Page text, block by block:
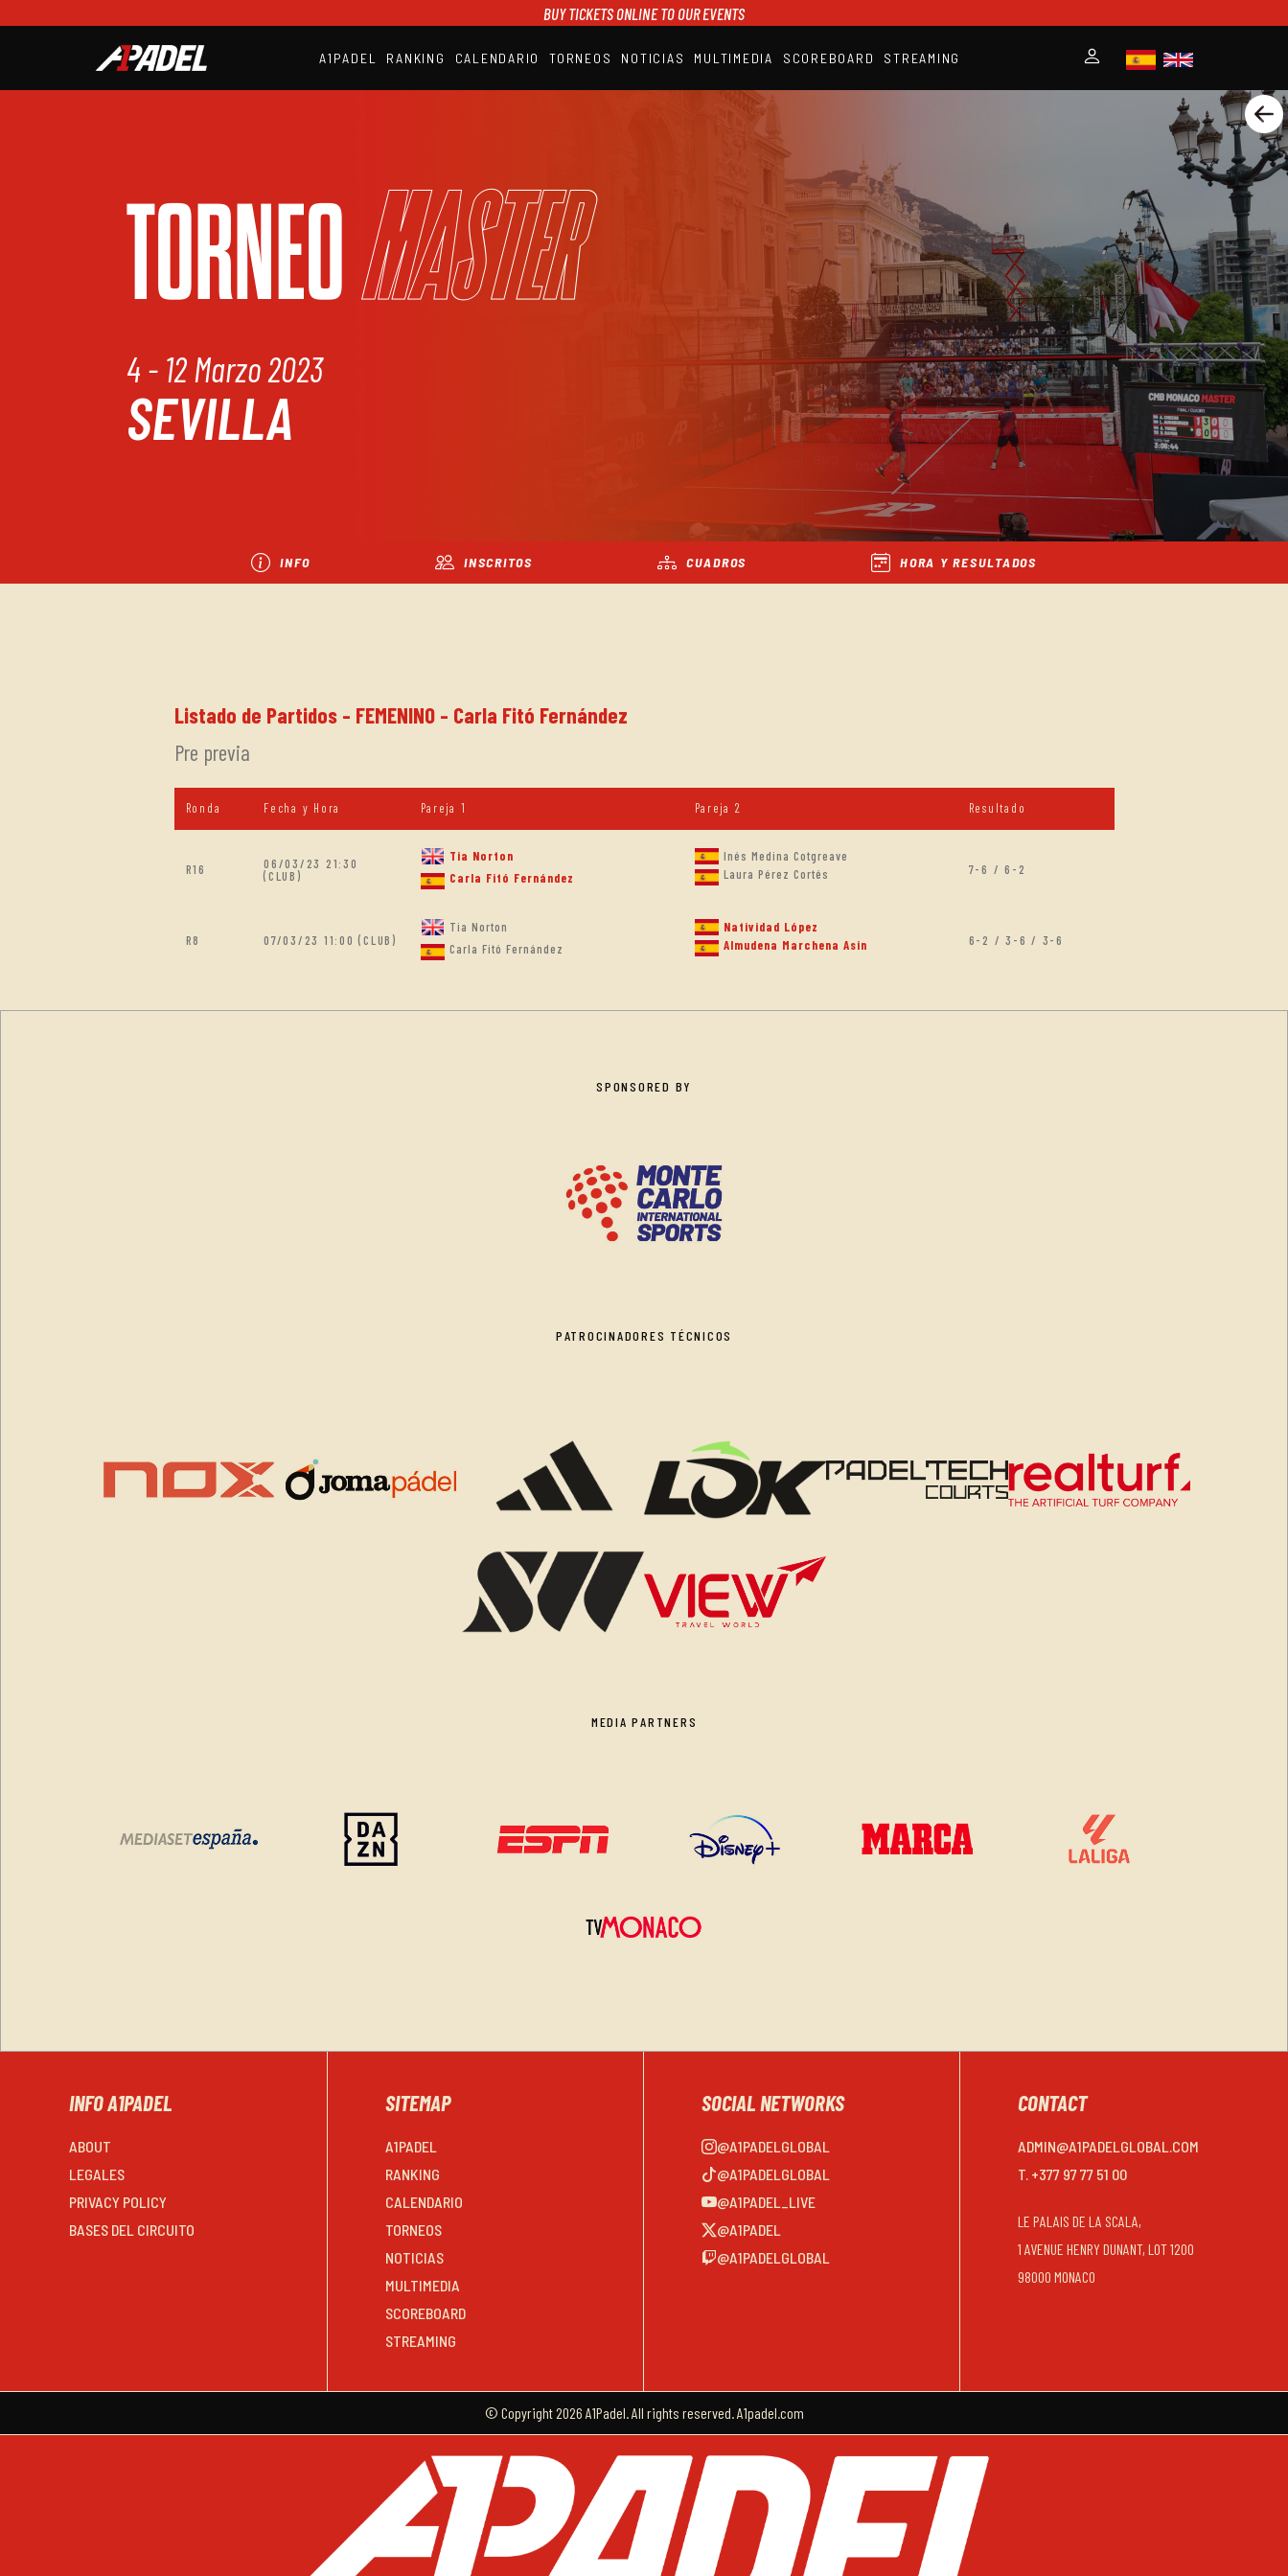
BUY TICKETS ONLINE TO OUR EVENTS
A1PADEL RANKING CALENDARIO TORNEOS NOTICIAS MULTIMEDIA SCOREBOARD STREAMING
SCOREBOARD
TORNEOMaster
4 - 12 Marzo 2023
SEVILLA
INFO INSCRITOS CUADROS HORA Y RESULTADOS
Listado de Partidos - FEMENINO - Carla Fitó Fernández
Pre previa
Ronda Fecha y Hora Pareja 1 Pareja 2 Resultado
R16
06/03/23 21:30
(CLUB)
Tia Norton
Carla Fitó Fernández
Inés Medina Cotgreave
Laura Pérez Cortés
7-6 / 6-2
R8 07/03/23 11:00 (CLUB)
Tia Norton
Carla Fitó Fernández
Natividad López
Almudena Marchena Asin
6-2 / 3-6 / 3-6
SPONSORED BY
PATROCINADORES TÉCNICOS
MEDIA PARTNERS
INFO A1PADEL
ABOUT
LEGALES
PRIVACY POLICY
BASES DEL CIRCUITO
SITEMAP
A1PADEL
RANKING
CALENDARIO
TORNEOS
NOTICIAS
MULTIMEDIA
SCOREBOARD
STREAMING
SOCIAL NETWORKS
@A1PADELGLOBAL
@A1PADELGLOBAL
@A1PADEL_LIVE
@A1PADEL
@A1PADELGLOBAL
CONTACT
ADMIN@A1PADELGLOBAL.COM
T. +377 97 77 51 00
LE PALAIS DE LA SCALA,
1 AVENUE HENRY DUNANT, LOT 1200
98000 MONACO
© Copyright 2026 A1Padel. All rights reserved. A1padel.com